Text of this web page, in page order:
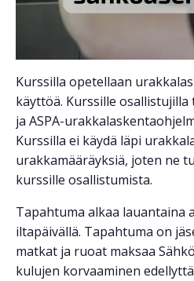
Kurssilla opetellaan
käyttöä. Kurssille
ja ASPA-
Kurssilla ei käydä läpi
urakkamääräyksiä, joten ne
kurssille osallistumista.
Tapahtuma alkaa lauantaina
iltapäivällä. Tapahtuma on
matkat ja ruoat maksaa
kulujen korvaaminen